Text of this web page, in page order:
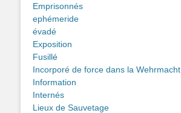
Emprisonnés
ephémeride
évadé
Exposition
Fusillé
Incorporé de force dans la Wehrmacht
Information
Internés
Lieux de Sauvetage